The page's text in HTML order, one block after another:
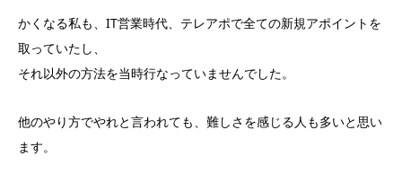
かくなる私も、IT営業時代、テレアポで全ての新規アポイントを
取っていたし、
それ以外の方法を当時行なっていませんでした。
他のやり方でやれと言われても、難しさを感じる人も多いと思い
ます。